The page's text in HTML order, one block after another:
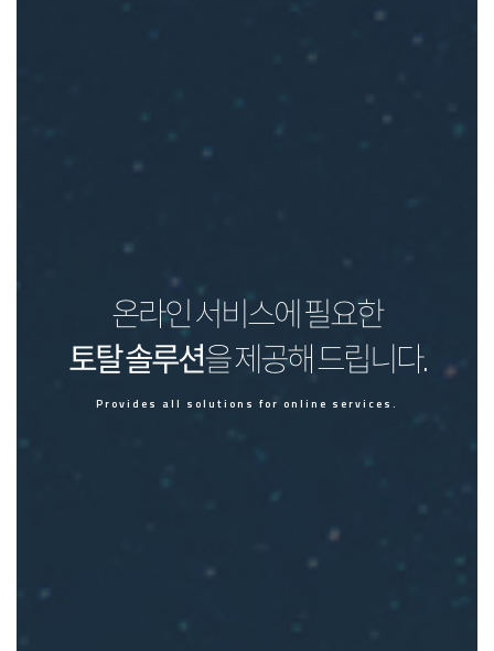
온라인 서비스에 필요한
토탈 솔루션을 제공해 드립니다.
Provides all solutions for online services.